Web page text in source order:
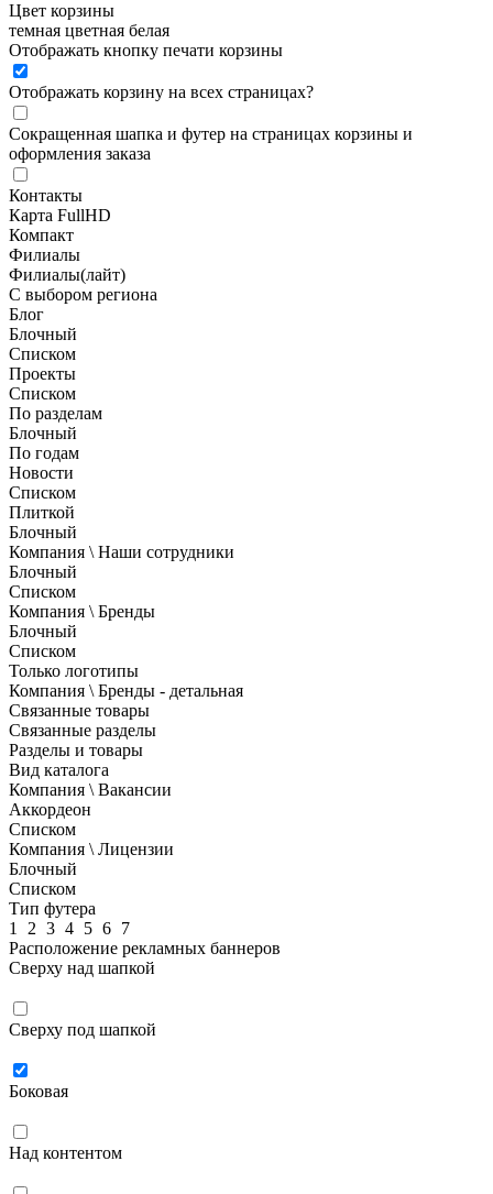
Цвет корзины
темная цветная белая
Отображать кнопку печати корзины
Отображать корзину на всех страницах?
Сокращенная шапка и футер на страницах корзины и
оформления заказа
Контакты
Карта FullHD
Компакт
Филиалы
Филиалы(лайт)
С выбором региона
Блог
Блочный
Списком
Проекты
Списком
По разделам
Блочный
По годам
Новости
Списком
Плиткой
Блочный
Компания \ Наши сотрудники
Блочный
Списком
Компания \ Бренды
Блочный
Списком
Только логотипы
Компания \ Бренды - детальная
Связанные товары
Связанные разделы
Разделы и товары
Вид каталога
Компания \ Вакансии
Аккордеон
Списком
Компания \ Лицензии
Блочный
Списком
Тип футера
1
2 3 4 5 6 7
Расположение рекламных баннеров
Сверху над шапкой
Сверху под шапкой
Боковая
Над контентом